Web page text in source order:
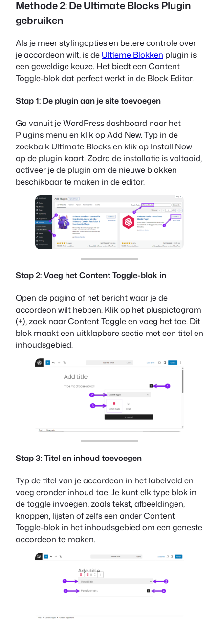
Methode 2: De Ultimate Blocks Plugin
gebruiken
Als je meer stylingopties en betere controle over
je accordeon wilt, is de Ultieme Blokken plugin is
een geweldige keuze. Het biedt een Content
Toggle-blok dat perfect werkt in de Block Editor.
Stap 1: De plugin aan je site toevoegen
Ga vanuit je WordPress dashboard naar het
Plugins menu en klik op Add New. Typ in de
zoekbalk Ultimate Blocks en klik op Install Now
op de plugin kaart. Zodra de installatie is voltooid,
activeer je de plugin om de nieuwe blokken
beschikbaar te maken in de editor.
Stap 2: Voeg het Content Toggle-blok in
Open de pagina of het bericht waar je de
accordeon wilt hebben. Klik op het pluspictogram
(+), zoek naar Content Toggle en voeg het toe. Dit
blok maakt een uitklapbare sectie met een titel en
inhoudsgebied.
Stap 3: Titel en inhoud toevoegen
Typ de titel van je accordeon in het labelveld en
voeg eronder inhoud toe. Je kunt elk type blok in
de toggle invoegen, zoals tekst, afbeeldingen,
knoppen, lijsten of zelfs een ander Content
Toggle-blok in het inhoudsgebied om een geneste
accordeon te maken.